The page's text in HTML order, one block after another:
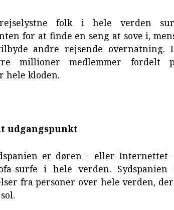
folk i hele verden
for at finde en seng at sove i,
andre rejsende overnatning.
millioner medlemmer fordelt
hele kloden.
udgangspunkt
er døren – eller Internettet
surfe i hele verden. Sydspanien
fra personer over hele verden,